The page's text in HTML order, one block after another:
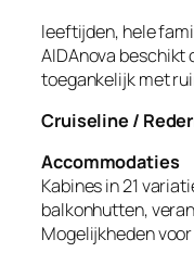
leeftijden, hele
AIDAnova beschikt
toegankelijk met
Cruiseline /
Accommodaties
Kabines in 21
balkonhutten,
Mogelijkheden